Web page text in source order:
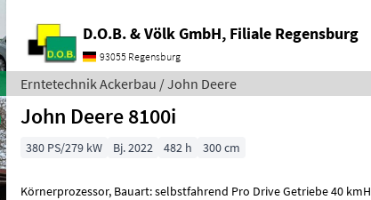
D.O.B. & Völk GmbH, Filiale Regensburg
93055 Regensburg
Erntetechnik Ackerbau / John Deere
John Deere 8100i
380 PS/279 kW Bj. 2022 482 h 300 cm
Körnerprozessor, Bauart: selbstfahrend Pro Drive Getriebe 40 kmH